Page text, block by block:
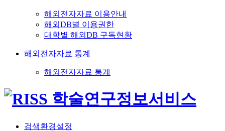
해외전자자료 이용안내
해외DB별 이용권한
대학별 해외DB 구독현황
해외전자자료 통계
해외전자자료 통계
검색환경설정